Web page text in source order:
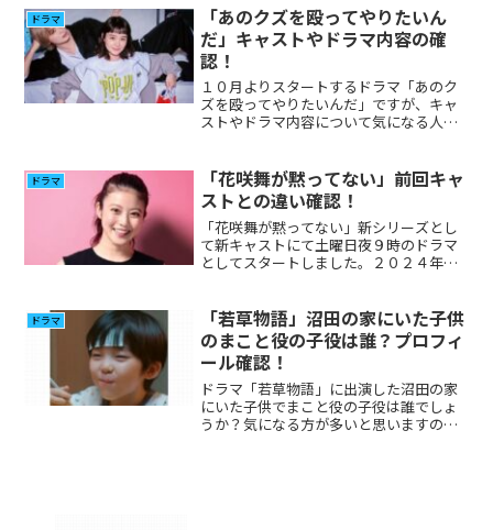
した。
ドラマ
「あのクズを殴ってやりたいん
だ」キャストやドラマ内容の確
認！
１０月よりスタートするドラマ「あのク
ズを殴ってやりたいんだ」ですが、キャ
ストやドラマ内容について気になる人が
ドラマ
「花咲舞が黙ってない」前回キャ
ストとの違い確認！
「花咲舞が黙ってない」新シリーズとし
て新キャストにて土曜日夜９時のドラマ
としてスタートしました。２０２４年度
年、２０１５年にも杏さん主演で放送さ
れました。以前と、今回のキャストの違
いが気になる方がいると思いますので比
較してみました。
ドラマ
「若草物語」沼田の家にいた子供
のまこと役の子役は誰？プロフィ
ール確認！
ドラマ「若草物語」に出演した沼田の家
にいた子供でまこと役の子役は誰でしょ
うか？気になる方が多いと思いますので